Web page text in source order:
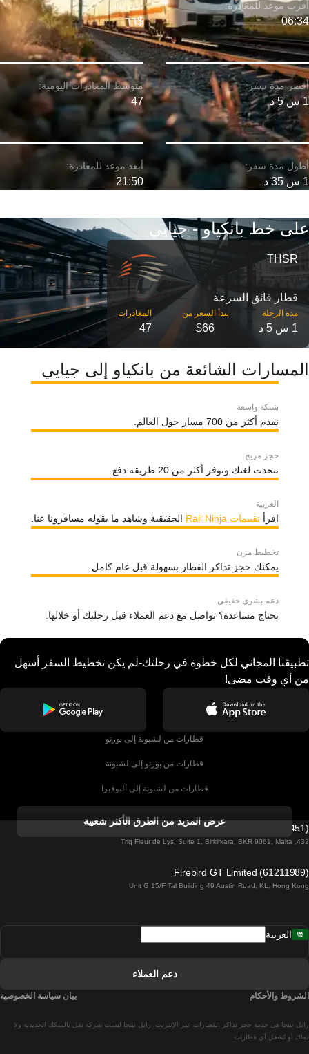
1 س 5 د
06:34
1 س 35 د
$٦٦
47
21:50
على خط بانكياو - جيايي
THSR
قطار فائق السرعة
مدة الرحلة
1 س 5 د
‎يبدأ السعر من
$66
47
المسارات الشائعة من بانكياو إلى جيايي
شبكة واسعة
نقدم أكثر من 700 مسار حول العالم.
حجز مريح
نتحدث لغتك ونوفر أكثر من 20 طريقة دفع.
العربية
اقرأتقييمات Rail Ninja الحقيقية وشاهد ما يقوله مسافرونا عنا.
تخطيط مرن
يمكنك حجز تذاكر القطار بسهولة قبل عام كامل.
دعم بشري حقيقي
تحتاج مساعدة؟ تواصل مع دعم العملاء قبل رحلتك أو خلالها.
تطبيقنا المجاني لكل خطوة في رحلتك-لم يكن تخطيط السفر أسهل
من أي وقت مضى!
قطارات من لشبونة إلى بورتو
قطارات من بورتو إلى لشبونة
قطارات من لشبونة إلى ألبوفيرا
قطارات من ألبوفيرا إلى لشبونة
قطارات من لشبونة إلى لاغوس
قطارات من لشبونة إلى مدريد
عرض المزيد من الطرق الأكثر شعبية
Firebird GT Limited (OC 1451)
432, Triq Fleur de Lys, Suite 1, Birkirkara, BKR 9061, Malta
Firebird GT Limited (61211989)
Unit G 15/F Tal Building 49 Austin Road, KL, Hong Kong
رايل نينجا هي خدمة حجز تذاكر القطارات عبر الإنترنت. رايل نينجا ليست شركة نقل بالسكك الحديدية ولا
تملك أو تُشغل أي قطارات.
العربية
دعم العملاء
الشروط والأحكام بيان سياسة الخصوصية